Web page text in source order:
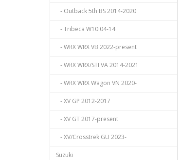
- Outback 5th BS 2014-2020
- Tribeca W10 04-14
- WRX WRX VB 2022-present
- WRX WRX/STI VA 2014-2021
- WRX WRX Wagon VN 2020-
- XV GP 2012-2017
- XV GT 2017-present
- XV/Crosstrek GU 2023-
Suzuki